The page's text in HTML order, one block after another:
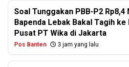
Soal Tunggakan PBB-P2 Rp8,4
Bapenda Lebak Bakal Tagih ke
Pusat PT Wika di Jakarta
Pos Banten 3 jam yang lalu